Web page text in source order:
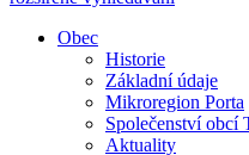
Obec
Historie
Základní údaje
Mikroregion Porta
Společenství obcí
Aktuality